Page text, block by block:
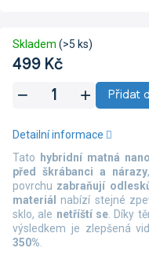
499 Kč
Skladem (>5 ks)
Přidat
Tato hybridní matná
před škrábanci a nárazy
povrchu zabraňují
materiál
nabízí stejné
sklo, ale netříští se. Díky
výsledkem je zlepšená
350%.
Detailní informace